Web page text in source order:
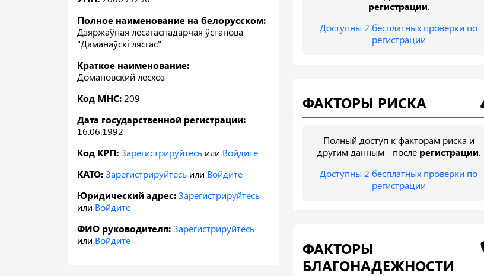
Полное наименование на белорусском:
Дзяржаўная лесагаспадарчая ўстанова
"Даманаўскі лясгас"
Краткое наименование:
Домановский лесхоз
Код МНС: 209
Дата государственной регистрации:
16.06.1992
Код КРП:Зарегистрируйтесь или Войдите
КАТО:Зарегистрируйтесь или Войдите
Юридический адрес:Зарегистрируйтесь
или Войдите
ФИО руководителя:Зарегистрируйтесь
или Войдите
регистрации.
Доступны 2 бесплатных проверки по
регистрации
ФАКТОРЫ РИСКА
Полный доступ к факторам риска и
другим данным - после регистрации.
Доступны 2 бесплатных проверки по
регистрации
ФАКТОРЫ
БЛАГОНАДЕЖНОСТИ